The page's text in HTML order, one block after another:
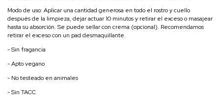
Modo de uso: Aplicar una cantidad generosa en todo el rostro y cuello
después de la limpieza, dejar actuar 10 minutos y retirar el exceso o masajear
hasta su absorción. Se puede sellar con crema (opcional). Recomendamos
retirar el exceso con un pad desmaquillante.
- Sin fragancia
- Apto vegano
- No testeado en animales
- Sin TACC